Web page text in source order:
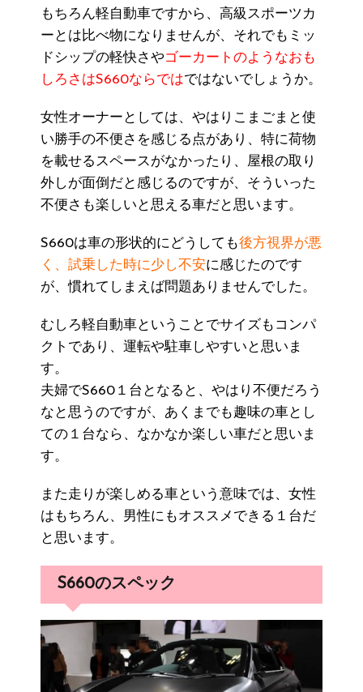
もちろん軽自動車ですから、高級スポーツカ
ーとは比べ物になりませんが、それでもミッ
ドシップの軽快さやゴーカートのようなおも
しろさはS660ならではではないでしょうか。
女性オーナーとしては、やはりこまごまと使
い勝手の不便さを感じる点があり、特に荷物
を載せるスペースがなかったり、屋根の取り
外しが面倒だと感じるのですが、そういった
不便さも楽しいと思える車だと思います。
S660は車の形状的にどうしても後方視界が悪
く、試乗した時に少し不安に感じたのです
が、慣れてしまえば問題ありませんでした。
むしろ軽自動車ということでサイズもコンパ
クトであり、運転や駐車しやすいと思いま
す。
夫婦でS660１台となると、やはり不便だろう
なと思うのですが、あくまでも趣味の車とし
ての１台なら、なかなか楽しい車だと思いま
す。
また走りが楽しめる車という意味では、女性
はもちろん、男性にもオススメできる１台だ
と思います。
S660のスペック